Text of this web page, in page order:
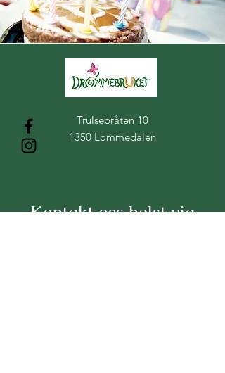
Der drømmer blir til virkelighet
Trulsebråten 10
1350 Lommedalen
Kontakt oss helst via